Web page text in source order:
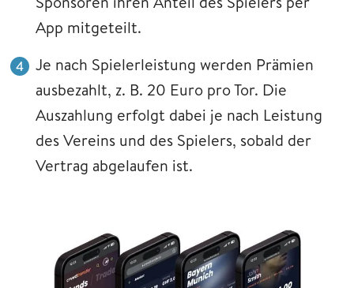
App mitgeteilt.
Je nach Spielerleistung werden Prämien
ausbezahlt, z. B. 20 Euro pro Tor. Die
Auszahlung erfolgt dabei je nach Leistung
des Vereins und des Spielers, sobald der
Vertrag abgelaufen ist.